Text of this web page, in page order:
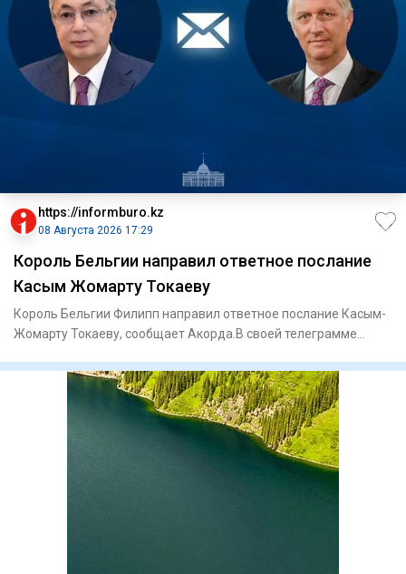
https://informburo.kz
08 Августа 2026 17:29
Король Бельгии направил ответное послание
Касым Жомарту Токаеву
Король Бельгии Филипп направил ответное послание Касым-
Жомарту Токаеву, сообщает Акорда.В своей телеграмме